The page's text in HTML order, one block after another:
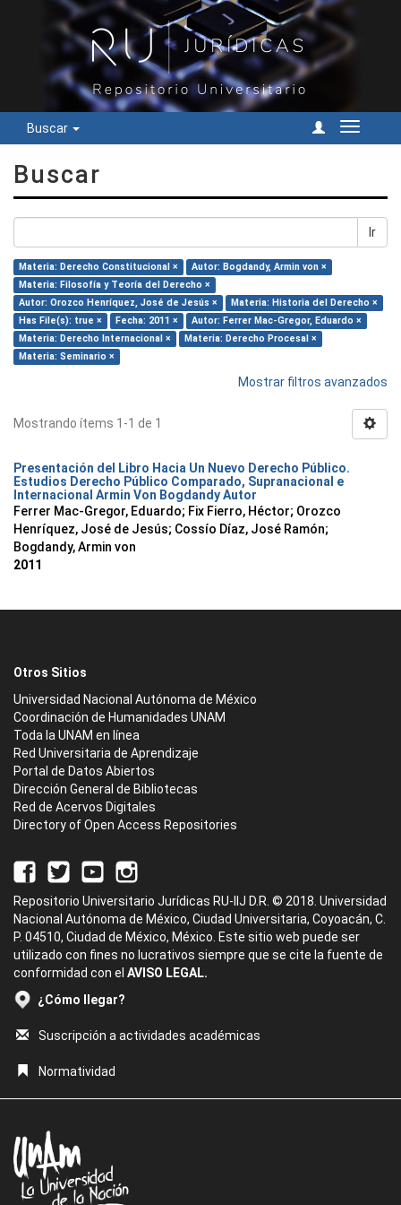
Buscar
Cambiar
Buscar
Ir
Materia: Derecho Constitucional ×
Autor: Bogdandy, Armin von ×
Materia: Filosofía y Teoría del Derecho ×
Autor: Orozco Henríquez, José de Jesús ×
Materia: Historia del Derecho ×
Has File(s): true ×
Fecha: 2011 ×
Autor: Ferrer Mac-Gregor, Eduardo ×
Materia: Derecho Internacional ×
Materia: Derecho Procesal ×
Materia: Seminario ×
Mostrar filtros avanzados
Mostrando ítems 1-1 de 1
Presentación del Libro Hacia Un Nuevo Derecho Público.
Estudios Derecho Público Comparado, Supranacional e
Internacional Armin Von Bogdandy Autor
Ferrer Mac-Gregor, Eduardo; Fix Fierro, Héctor; Orozco
Henríquez, José de Jesús; Cossío Díaz, José Ramón;
Bogdandy, Armin von
2011
Otros Sitios
Universidad Nacional Autónoma de México
Coordinación de Humanidades UNAM
Toda la UNAM en línea
Red Universitaria de Aprendizaje
Portal de Datos Abiertos
Dirección General de Bibliotecas
Red de Acervos Digitales
Directory of Open Access Repositories
Repositorio Universitario Jurídicas RU-IIJ D.R. © 2018. Universidad
Nacional Autónoma de México, Ciudad Universitaria, Coyoacán, C.
P. 04510, Ciudad de México, México. Este sitio web puede ser
utilizado con fines no lucrativos siempre que se cite la fuente de
conformidad con el AVISO LEGAL.
¿Cómo llegar?
Suscripción a actividades académicas
Normatividad